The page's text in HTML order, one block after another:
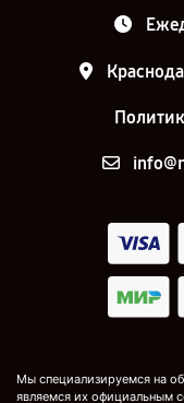
Мы специализируемся на
являемся их официальным